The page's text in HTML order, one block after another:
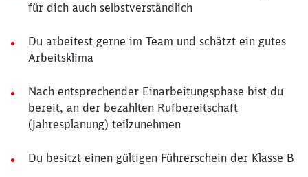
für dich auch selbstverständlich
Du arbeitest gerne im Team und schätzt ein gutes
Arbeitsklima
Nach entsprechender Einarbeitungsphase bist du
bereit, an der bezahlten Rufbereitschaft
(Jahresplanung) teilzunehmen
Du besitzt einen gültigen Führerschein der Klasse B